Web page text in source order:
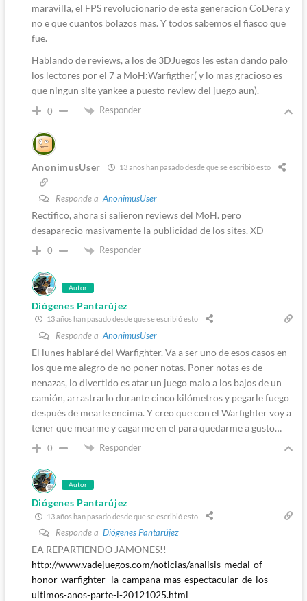
maravilla, el FPS revolucionario de esta generacion CoDera y
no e que cuantos bolazos mas. Y todos sabemos el fiasco que
fue.
Hablando de reviews, a los de 3DJuegos les estan dando palo
los lectores por el 7 a MoH:Warfigther( y lo mas gracioso es
que ningun site yankee a puesto review del juego aun).
0 Responder
AnonimusUser 13 años han pasado desde que se escribió esto
Responde a AnonimusUser
Rectifico, ahora si salieron reviews del MoH. pero
desaparecio masivamente la publicidad de los sites. XD
0 Responder
Autor
Diógenes Pantarújez
13 años han pasado desde que se escribió esto
Responde a AnonimusUser
El lunes hablaré del Warfighter. Va a ser uno de esos casos en
los que me alegro de no poner notas. Poner notas es de
nenazas, lo divertido es atar un juego malo a los bajos de un
camión, arrastrarlo durante cinco kilómetros y pegarle fuego
después de mearle encima. Y creo que con el Warfighter voy a
tener que mearme y cagarme en el para quedarme a gusto…
0 Responder
Autor
Diógenes Pantarújez
13 años han pasado desde que se escribió esto
Responde a Diógenes Pantarújez
EA REPARTIENDO JAMONES!!
http://www.vadejuegos.com/noticias/analisis-medal-of-
honor-warfighter–la-campana-mas-espectacular-de-los-
ultimos-anos-parte-i-20121025.html